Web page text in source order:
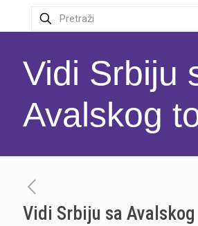
Vidi Srbiju
Avalskog
Vidi Srbiju sa